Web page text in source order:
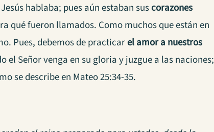
hablaba; pues aún estaban suscorazones
qué fueron llamados. Como muchos que están en
Pues, debemos de practicarel amor a nuestros
el Señor venga en su gloria y juzgue a las naciones;
se describe en Mateo 25:34-35.